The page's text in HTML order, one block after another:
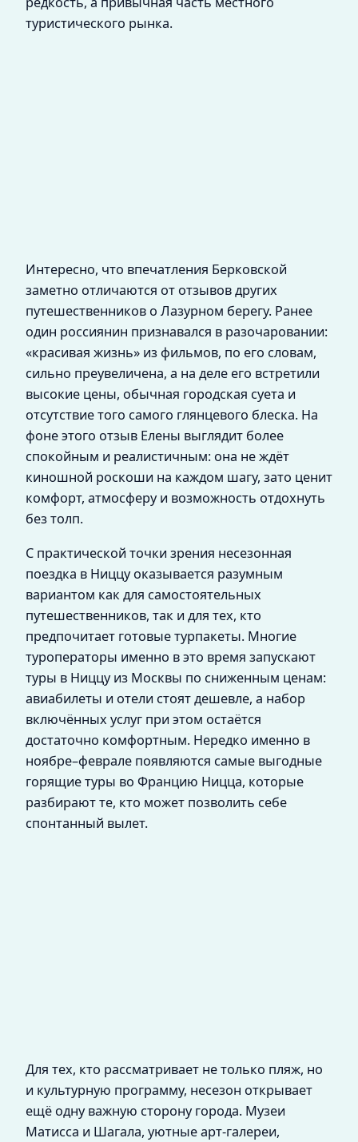
туристического рынка.
Интересно, что впечатления Берковской
заметно отличаются от отзывов других
путешественников о Лазурном берегу. Ранее
один россиянин признавался в разочаровании:
«красивая жизнь» из фильмов, по его словам,
сильно преувеличена, а на деле его встретили
высокие цены, обычная городская суета и
отсутствие того самого глянцевого блеска. На
фоне этого отзыв Елены выглядит более
спокойным и реалистичным: она не ждёт
киношной роскоши на каждом шагу, зато ценит
комфорт, атмосферу и возможность отдохнуть
без толп.
С практической точки зрения несезонная
поездка в Ниццу оказывается разумным
вариантом как для самостоятельных
путешественников, так и для тех, кто
предпочитает готовые турпакеты. Многие
туроператоры именно в это время запускают
туры в Ниццу из Москвы по сниженным ценам:
авиабилеты и отели стоят дешевле, а набор
включённых услуг при этом остаётся
достаточно комфортным. Нередко именно в
ноябре–феврале появляются самые выгодные
горящие туры во Францию Ницца, которые
разбирают те, кто может позволить себе
спонтанный вылет.
Для тех, кто рассматривает не только пляж, но
и культурную программу, несезон открывает
ещё одну важную сторону города. Музеи
Матисса и Шагала, уютные арт-галереи,